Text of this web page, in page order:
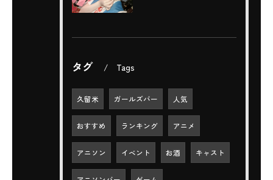
タグ Tags
久留米 ガールズバー 人気
おすすめ ランキング アニメ
アニソン イベント お酒 キャスト